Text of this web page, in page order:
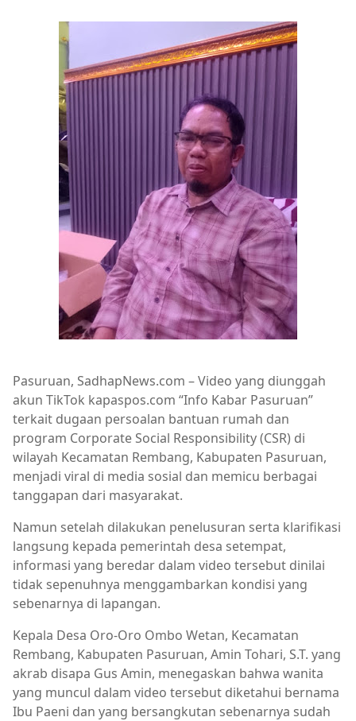
Pasuruan, SadhapNews.com – Video yang diunggah
akun TikTok kapaspos.com “Info Kabar Pasuruan”
terkait dugaan persoalan bantuan rumah dan
program Corporate Social Responsibility (CSR) di
wilayah Kecamatan Rembang, Kabupaten Pasuruan,
menjadi viral di media sosial dan memicu berbagai
tanggapan dari masyarakat.
Namun setelah dilakukan penelusuran serta klarifikasi
langsung kepada pemerintah desa setempat,
informasi yang beredar dalam video tersebut dinilai
tidak sepenuhnya menggambarkan kondisi yang
sebenarnya di lapangan.
Kepala Desa Oro-Oro Ombo Wetan, Kecamatan
Rembang, Kabupaten Pasuruan, Amin Tohari, S.T. yang
akrab disapa Gus Amin, menegaskan bahwa wanita
yang muncul dalam video tersebut diketahui bernama
Ibu Paeni dan yang bersangkutan sebenarnya sudah